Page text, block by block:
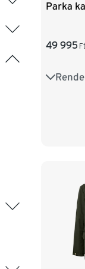
Parka
49 995 Ft
S 44/46